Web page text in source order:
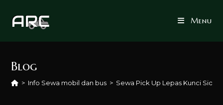
Menu
Blog
> Info Sewa mobil dan bus > Sewa Pick Up Lepas Kunci